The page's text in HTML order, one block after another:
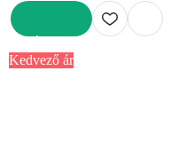
Kedvező ár